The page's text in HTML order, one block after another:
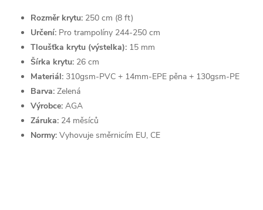
Rozměr krytu: 250 cm (8 ft)
Určení: Pro trampolíny 244-250 cm
Tloušťka krytu (výstelka): 15 mm
Šírka krytu: 26 cm
Materiál: 310gsm-PVC + 14mm-EPE pěna + 130gsm-PE
Barva: Zelená
Výrobce: AGA
Záruka: 24 měsíců
Normy: Vyhovuje směrnicím EU, CE